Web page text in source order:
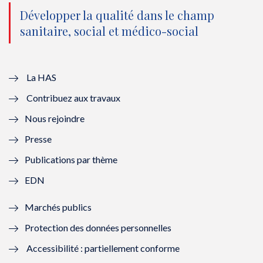
o
u
l
l
f
n
ê
t
n
o
e
e
n
ê
o
u
ê
t
n
o
ê
Développer la qualité dans le champ
sanitaire, social et médico-social
La HAS
Contribuez aux travaux
Nous rejoindre
Presse
Publications par thème
EDN
Marchés publics
Protection des données personnelles
Accessibilité : partiellement conforme